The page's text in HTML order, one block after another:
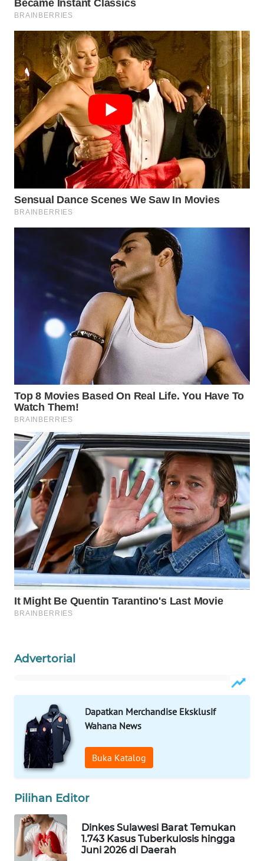
Advertorial
Dapatkan Merchandise Eksklusif
Wahana News
Buka Katalog
Pilihan Editor
Dinkes Sulawesi Barat Temukan
1.743 Kasus Tuberkulosis hingga
Juni 2026 di Daerah
WN
NATUNA
WN
BINTAN
WN
MANDALIKA
WN
WN
WAHANA
WAHANA
TANI
WAHANA
ADVOKAT
WAHANA
INFRASTRUKTUR
WAHANA
KONSUMEN
WAHANA
LISTRIK
WAHANA
TRAVEL
TV
ID
WAHANANEWS
CO ID
WAHANANEWS
NET
WAHANA
SPORT